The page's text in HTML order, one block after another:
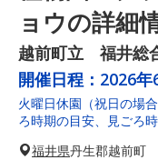
ョウの詳細
越前町立 福井総
開催日程： 2026
火曜日休園（祝日の場
ろ時期の目安、見ごろ
福井県丹生郡越前町